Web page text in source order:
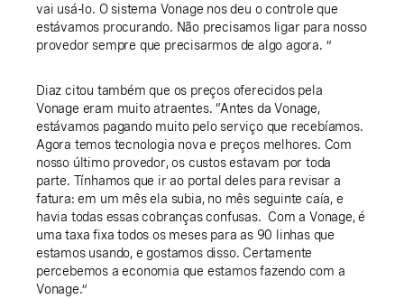
vai usá-lo. O sistema Vonage nos deu o controle que
estávamos procurando. Não precisamos ligar para nosso
provedor sempre que precisarmos de algo agora. ”
Diaz citou também que os preços oferecidos pela
Vonage eram muito atraentes. “Antes da Vonage,
estávamos pagando muito pelo serviço que recebíamos.
Agora temos tecnologia nova e preços melhores. Com
nosso último provedor, os custos estavam por toda
parte. Tínhamos que ir ao portal deles para revisar a
fatura: em um mês ela subia, no mês seguinte caía, e
havia todas essas cobranças confusas. Com a Vonage, é
uma taxa fixa todos os meses para as 90 linhas que
estamos usando, e gostamos disso. Certamente
percebemos a economia que estamos fazendo com a
Vonage.”